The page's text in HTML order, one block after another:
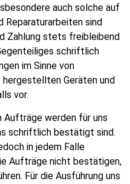
auch solche auf
Reparaturarbeiten sind
Zahlung stets freibleibend
schriftlich
im Sinne von
hergestellten Geräten und
vor.
Aufträge werden für uns
schriftlich bestätigt sind.
in jedem Falle
Aufträge nicht bestätigen,
Für die Ausführung uns